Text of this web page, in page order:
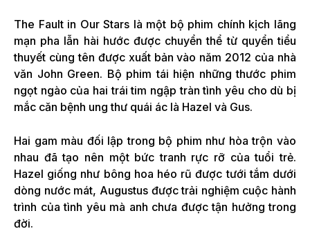
The Fault in Our Stars là một bộ phim chính kịch lãng
mạn pha lẫn hài hước được chuyển thể từ quyển tiểu
thuyết cùng tên được xuất bản vào năm 2012 của nhà
văn John Green. Bộ phim tái hiện những thước phim
ngọt ngào của hai trái tim ngập tràn tình yêu cho dù bị
mắc căn bệnh ung thư quái ác là Hazel và Gus.
Hai gam màu đối lập trong bộ phim như hòa trộn vào
nhau đã tạo nên một bức tranh rực rỡ của tuổi trẻ.
Hazel giống như bông hoa héo rũ được tưới tắm dưới
dòng nước mát, Augustus được trải nghiệm cuộc hành
trình của tình yêu mà anh chưa được tận hưởng trong
đời.